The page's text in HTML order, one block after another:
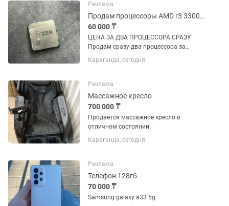
Реклама
Продам процессоры AMD r3 3300x и r5 3600
60 000 ₸
ЦЕНА ЗА ДВА ПРОЦЕССОРА СРАЗУ.
Продам сразу два процессора за
60.000 есть торг.Были в личном
использование не разгонялись.Все
Караганда, сегодня
Реклама
Массажное кресло
700 000 ₸
Продаётся массажное кресло в
отличном состоянии
Караганда, сегодня
Реклама
Телефон 128гб
70 000 ₸
Samsung galaxy a33 5g